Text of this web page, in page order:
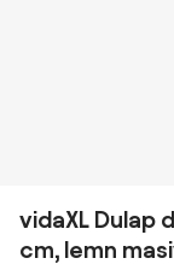
vidaXL Dulap
cm, lemn